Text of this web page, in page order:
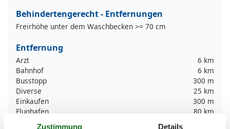
Behindertengerecht - Entfernungen
Freirhöhe unter dem Waschbecken >= 70 cm
Entfernung
Arzt
6 km
Bahnhof
6 km
Busstopp
300 m
Diverse
25 km
Einkaufen
300 m
Flughafen
80 km
FährhafenZustimmung Details